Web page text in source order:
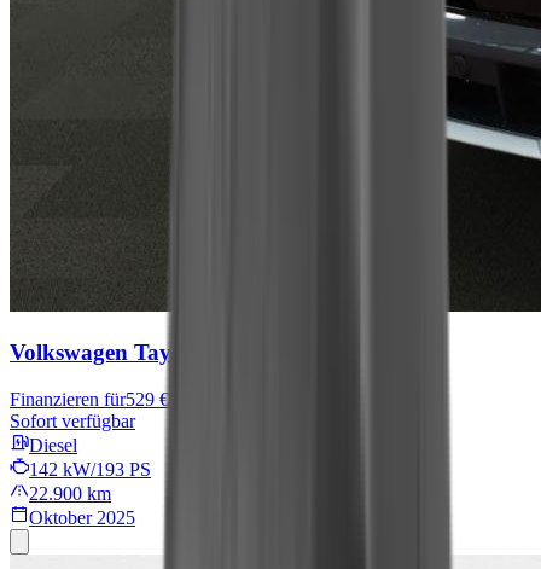
Volkswagen Tayron
Finanzieren für529 € mtl.
Sofort verfügbar
Diesel
142 kW/193 PS
22.900 km
Oktober 2025